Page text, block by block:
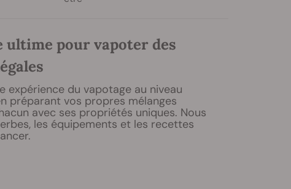
ultime pour vapoter des
expérience du vapotage au niveau
préparant vos propres mélanges
avec ses propriétés uniques. Nous
les équipements et les recettes